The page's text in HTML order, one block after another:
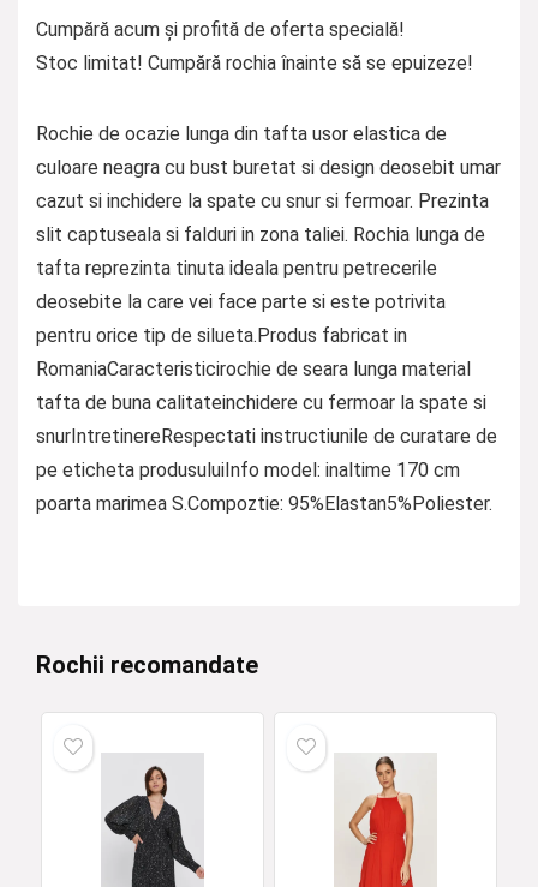
Cumpără acum și profită de oferta specială!
Stoc limitat! Cumpără rochia înainte să se epuizeze!
Rochie de ocazie lunga din tafta usor elastica de
culoare neagra cu bust buretat si design deosebit umar
cazut si inchidere la spate cu snur si fermoar. Prezinta
slit captuseala si falduri in zona taliei. Rochia lunga de
tafta reprezinta tinuta ideala pentru petrecerile
deosebite la care vei face parte si este potrivita
pentru orice tip de silueta.Produs fabricat in
RomaniaCaracteristicirochie de seara lunga material
tafta de buna calitateinchidere cu fermoar la spate si
snurIntretinereRespectati instructiunile de curatare de
pe eticheta produsuluiInfo model: inaltime 170 cm
poarta marimea S.Compoztie: 95%Elastan5%Poliester.
Rochii recomandate